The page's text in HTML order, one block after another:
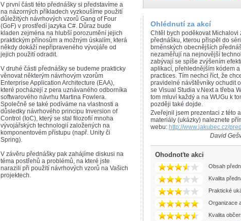
V první části této přednášky si představíme a
na názorných příkladech vyzkoušíme použití
důležitých návrhových vzorů Gang of Four
(GoF) v prostředí jazyka C#. Důraz bude
kladen zejména na hlubší porozumění jejich
praktickým přínosům a možným úskalím, která
někdy dokáží nepřipraveného vývojáře od
jejich použití odradit.
V druhé části přednášky se budeme prakticky
věnovat některým návrhovým vzorům
Enterprise Application Architecture (EAA),
které pocházejí z pera uznávaného odborníka
softwarového návrhu Martina Fowlera.
Společně se také podíváme na vlastnosti a
důsledky návrhového principu Inversion of
Control (IoC), který se stal filozofií mnoha
vývojářských technologií založených na
komponentovém přístupu (např. Unity či
Spring).
V závěru přednášky pak zahájíme diskusi na
téma postřehů a problémů, na které jste
narazili při použití návrhových vzorů na Vašich
projektech.
Ohlédnutí za akcí
Chtěl bych poděkovat Michalovi
přednášku, kterou přispěl do
brněnských obecnějších
nezaměřují na nejnovější
zabývají se spíše zvýšením
aplikací, přehlednějším kódem
practices. Tím nechci říct, že
pravidelné návštěvníky ochudit
se Visual Studia v.Next a třeba
tom mluví každý a na WUGu k
později také dojde.
Zveřejnil jsem prezentaci z této
materiály (ukázky) naleznete
webu: http://www.jakubec.cz/
David
Ohodnoťte akci
Obsah
Kvalita
Praktické
Organizace
Kvalita